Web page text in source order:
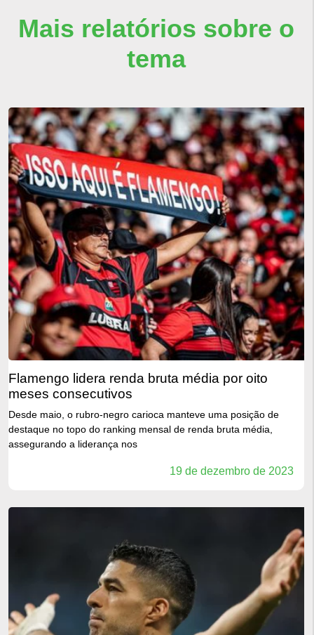
Mais relatórios sobre o
tema
flamengo lidera renda bruta média por oito
meses consecutivos
Desde maio, o rubro-negro carioca manteve uma posição de
destaque no topo do ranking mensal de renda bruta média,
assegurando a liderança nos
19 de dezembro de 2023